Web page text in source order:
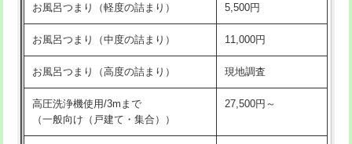
交換・取付(単水栓（壁付・デッキ
式）)
13,200円+材料費
交換・取付(混合水栓（壁付・デッキ
式・ワンホール）)
16,500円+材料費
交換・取付(排水栓・排水トラップ
（P/S/ポップアップ））
22,000円+材料費
お風呂つまり（軽度の詰まり） 5,500円
お風呂つまり（中度の詰まり） 11,000円
お風呂つまり（高度の詰まり） 現地調査
高圧洗浄機使用/3mまで
（一般向け（戸建て・集合））
27,500円～